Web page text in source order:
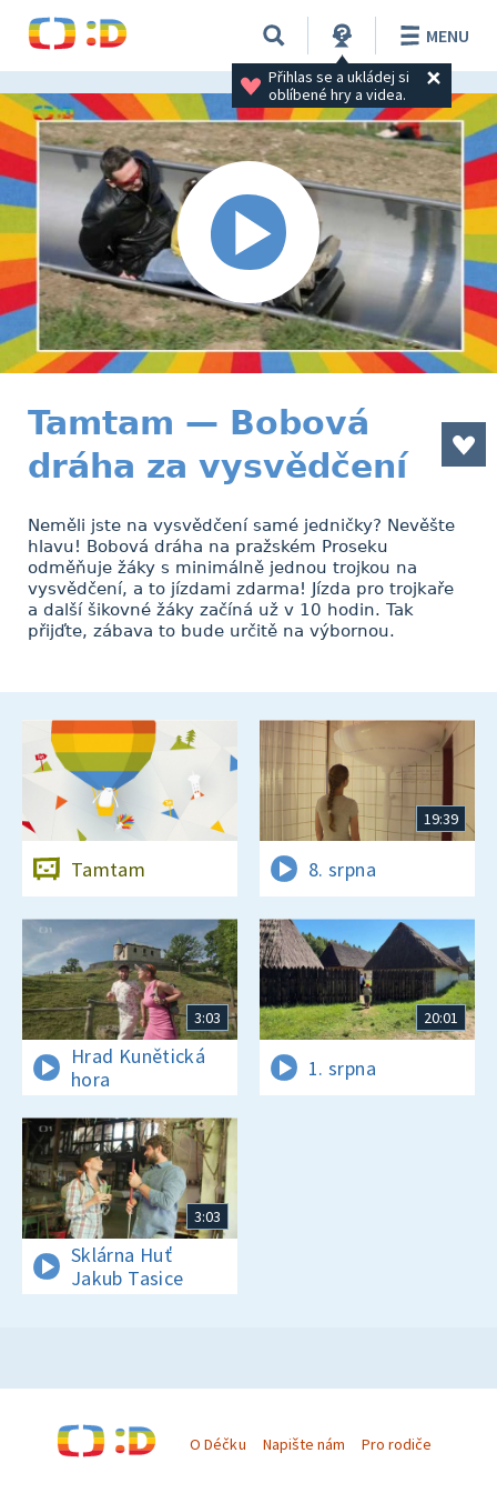
Přihlas se a ukládej si
oblíbené hry a videa.
MENU
Tamtam — Bobová
dráha za vysvědčení
Neměli jste na vysvědčení samé jedničky? Nevěšte
hlavu! Bobová dráha na pražském Proseku
odměňuje žáky s minimálně jednou trojkou na
vysvědčení, a to jízdami zdarma! Jízda pro trojkaře
a další šikovné žáky začíná už v 10 hodin. Tak
přijďte, zábava to bude určitě na výbornou.
Tamtam
19:39
8. srpna
3:03
Hrad Kunětická
hora
20:01
1. srpna
3:03
Sklárna Huť
Jakub Tasice
O Déčku Napište nám Pro rodiče